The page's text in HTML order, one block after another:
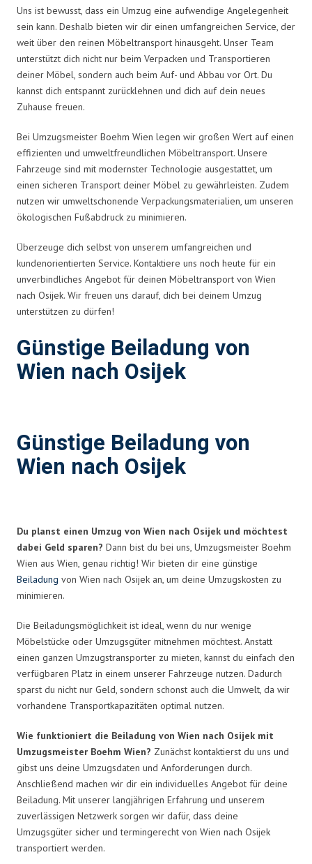
Uns ist bewusst, dass ein Umzug eine aufwendige Angelegenheit
sein kann. Deshalb bieten wir dir einen umfangreichen Service, der
weit über den reinen Möbeltransport hinausgeht. Unser Team
unterstützt dich nicht nur beim Verpacken und Transportieren
deiner Möbel, sondern auch beim Auf- und Abbau vor Ort. Du
kannst dich entspannt zurücklehnen und dich auf dein neues
Zuhause freuen.
Bei Umzugsmeister Boehm Wien legen wir großen Wert auf einen
effizienten und umweltfreundlichen Möbeltransport. Unsere
Fahrzeuge sind mit modernster Technologie ausgestattet, um
einen sicheren Transport deiner Möbel zu gewährleisten. Zudem
nutzen wir umweltschonende Verpackungsmaterialien, um unseren
ökologischen Fußabdruck zu minimieren.
Überzeuge dich selbst von unserem umfangreichen und
kundenorientierten Service. Kontaktiere uns noch heute für ein
unverbindliches Angebot für deinen Möbeltransport von Wien
nach Osijek. Wir freuen uns darauf, dich bei deinem Umzug
unterstützen zu dürfen!
Günstige Beiladung von
Wien nach Osijek
Günstige Beiladung von
Wien nach Osijek
Du planst einen Umzug von Wien nach Osijek und möchtest
dabei Geld sparen? Dann bist du bei uns, Umzugsmeister Boehm
Wien aus Wien, genau richtig! Wir bieten dir eine günstige
Beiladung von Wien nach Osijek an, um deine Umzugskosten zu
minimieren.
Die Beiladungsmöglichkeit ist ideal, wenn du nur wenige
Möbelstücke oder Umzugsgüter mitnehmen möchtest. Anstatt
einen ganzen Umzugstransporter zu mieten, kannst du einfach den
verfügbaren Platz in einem unserer Fahrzeuge nutzen. Dadurch
sparst du nicht nur Geld, sondern schonst auch die Umwelt, da wir
vorhandene Transportkapazitäten optimal nutzen.
Wie funktioniert die Beiladung von Wien nach Osijek mit
Umzugsmeister Boehm Wien? Zunächst kontaktierst du uns und
gibst uns deine Umzugsdaten und Anforderungen durch.
Anschließend machen wir dir ein individuelles Angebot für deine
Beiladung. Mit unserer langjährigen Erfahrung und unserem
zuverlässigen Netzwerk sorgen wir dafür, dass deine
Umzugsgüter sicher und termingerecht von Wien nach Osijek
transportiert werden.